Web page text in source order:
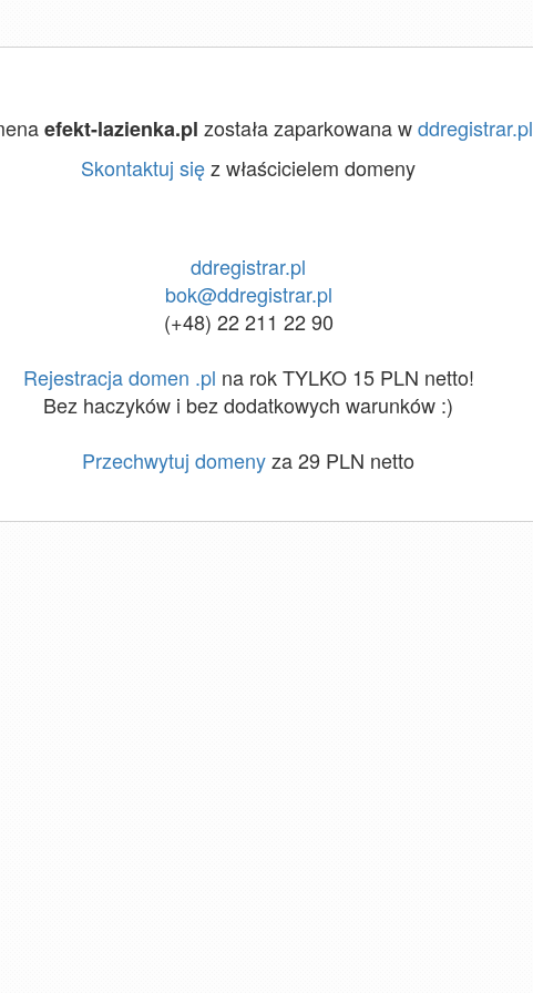
efekt-lazienka.pl została zaparkowana wddregistrar.pl
Skontaktuj sięz właścicielem domeny
ddregistrar.pl
bok@ddregistrar.pl
(+48) 22 211 22 90
Rejestracja domen .pl na rok TYLKO 15 PLN netto!
Bez haczyków i bez dodatkowych warunków :)
Przechwytuj domenyza 29 PLN netto